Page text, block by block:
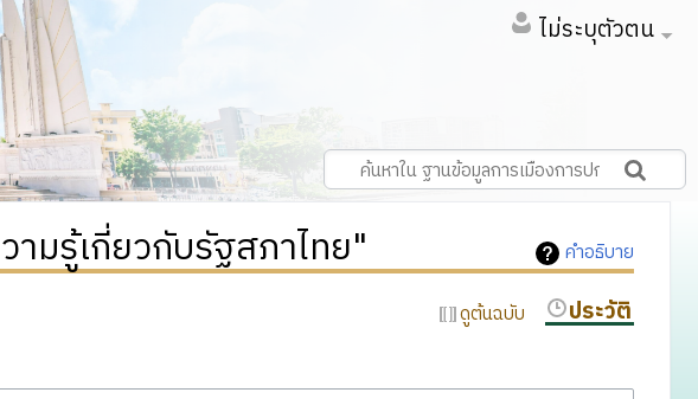
ไม่ระบุตัวตน
คำอธิบาย
มรู้เกี่ยวกับรัฐสภาไทย"
ดูต้นฉบับ ประวัติ